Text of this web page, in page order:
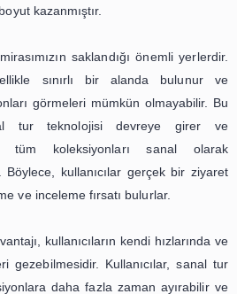
teknolojisi, seyahat sektöründe
seyahat deneyimini
haline gelmiştir. Kullanıcılar,
istedikleri yerleri daha iyi
hale getirebilirler. Bu
önemi giderek